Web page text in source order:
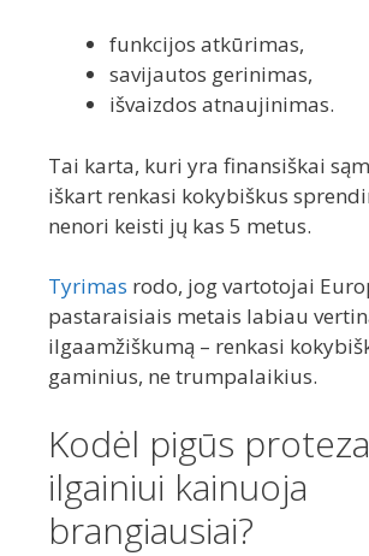
funkcijos atkūrimas,
savijautos gerinimas,
išvaizdos atnaujinimas.
Tai karta, kuri yra finansiškai
iškart renkasi kokybiškus
nenori keisti jų kas 5 metus.
Tyrimas rodo, jog vartotojai
pastaraisiais metais labiau
ilgaamžiškumą – renkasi
gaminius, ne trumpalaikius.
Kodėl pigūs
ilgainiui kainuoja
brangiausiai?